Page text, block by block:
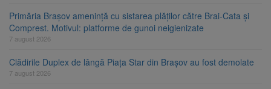
Primăria Brașov amenință cu sistarea plăților către Brai-Cata și
Comprest. Motivul: platforme de gunoi neigienizate
7 august 2026
Clădirile Duplex de lângă Piața Star din Brașov au fost demolate
7 august 2026